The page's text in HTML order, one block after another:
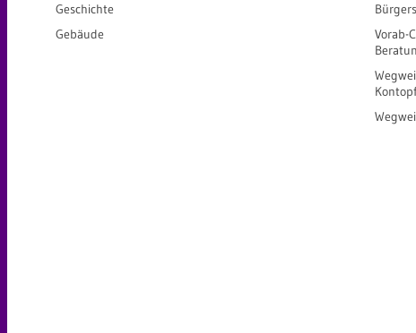
Geschichte
Gebäude
Vorab-